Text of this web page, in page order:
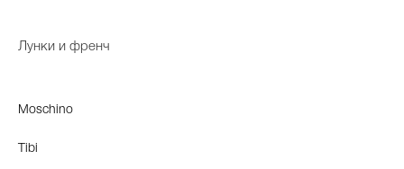
Лунки и френч
Moschino
Tibi